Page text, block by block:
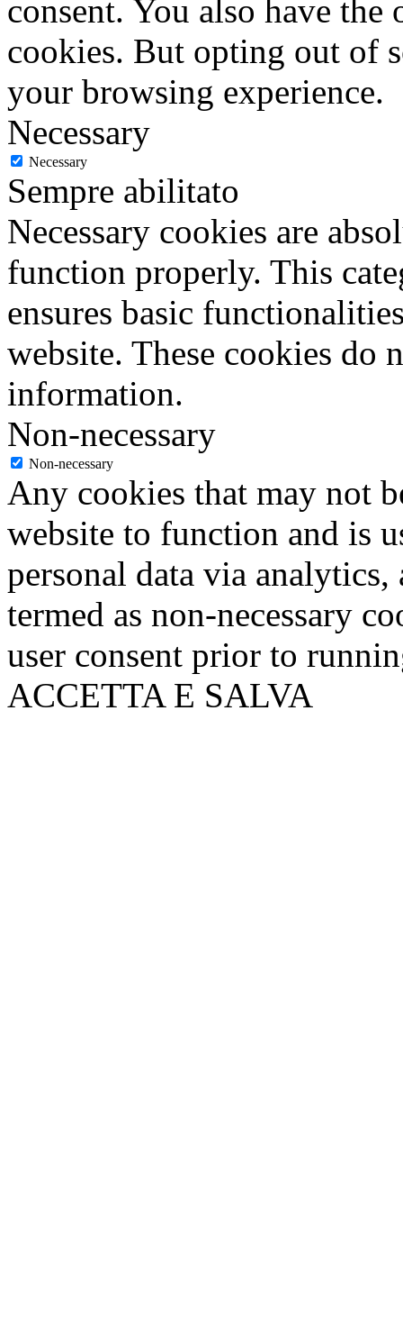
consent. You also have
cookies. But opting out of
your browsing experience.
Necessary
Necessary
Sempre abilitato
Necessary cookies are
function properly. This
ensures basic
website. These cookies do
information.
Non-necessary
Non-necessary
Any cookies that may not
website to function and is
personal data via analytics,
termed as non-necessary
user consent prior to
ACCETTA E SALVA